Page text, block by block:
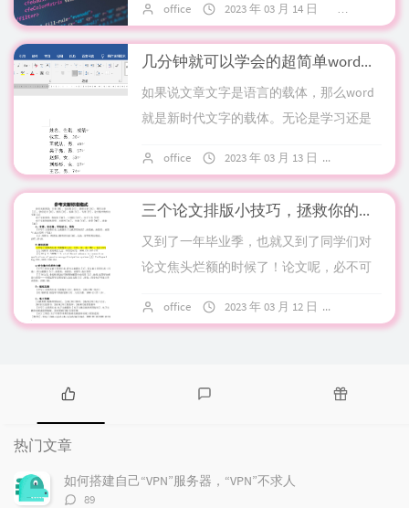
一技之长，都可以好好学习一下excel...
office 2023 年 03 月 14 日
几分钟就可以学会的超简单word小技巧！
如果说文章文字是语言的载体，那么word
就是新时代文字的载体。无论是学习还是
我们节省时间，受益匪浅。今天教大家...
office 2023 年 03 月 13 日
三个论文排版小技巧，拯救你的参考文献
又到了一年毕业季，也就又到了同学们对
论文焦头烂额的时候了！论文呢，必不可
论文锦上添花，错误的就有可能会被系统
office 2023 年 03 月 12 日
热
门
文
章
论
热门文章
如何搭建自己“VPN”服务器，“VPN”不求人
评
89